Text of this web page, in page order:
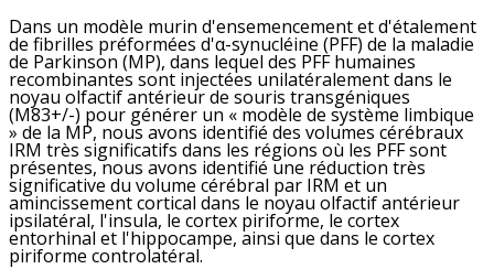
Dans un modèle murin d'ensemencement et d'étalement
de fibrilles préformées d'α-synucléine (PFF) de la maladie
de Parkinson (MP), dans lequel des PFF humaines
recombinantes sont injectées unilatéralement dans le
noyau olfactif antérieur de souris transgéniques
(M83+/-) pour générer un « modèle de système limbique
» de la MP, nous avons identifié des volumes cérébraux
IRM très significatifs dans les régions où les PFF sont
présentes, nous avons identifié une réduction très
significative du volume cérébral par IRM et un
amincissement cortical dans le noyau olfactif antérieur
ipsilatéral, l'insula, le cortex piriforme, le cortex
entorhinal et l'hippocampe, ainsi que dans le cortex
piriforme controlatéral.